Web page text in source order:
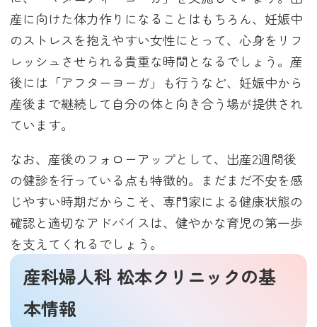
産に向けた体力作りになることはもちろん、妊娠中
のストレスを抱えやすい女性にとって、心身をリフ
レッシュさせられる貴重な時間となるでしょう。産
後には「アフターヨーガ」も行うなど、妊娠中から
産後まで継続して自分の体と向き合う場が提供され
ています。
なお、産後のフォローアップとして、出産2週間後
の健診を行っている点も特徴的。まだまだ不安を感
じやすい時期だからこそ、専門家による健康状態の
確認と適切なアドバイスは、健やかな育児の第一歩
を支えてくれるでしょう。
産科婦人科 松本クリニックの基
本情報